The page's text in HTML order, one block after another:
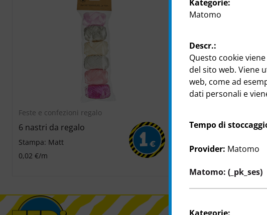
Feste e confezioni regalo
6 nastri da regalo
Stampa: Matt
0,02 €/m
1 €
Nastro
Kategorie:
Matomo
Descr.:
Questo cookie
del sito web. Viene
web, come ad
dati personali e
Tempo di
Provider: Matomo
Matomo: (_pk_ses)